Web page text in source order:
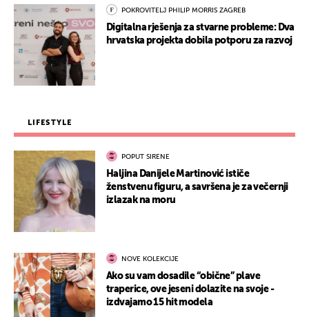
POKROVITELJ PHILIP MORRIS ZAGREB
Digitalna rješenja za stvarne probleme: Dva
hrvatska projekta dobila potporu za razvoj
LIFESTYLE
POPUT SIRENE
Haljina Danijele Martinović ističe
ženstvenu figuru, a savršena je za večernji
izlazak na moru
NOVE KOLEKCIJE
Ako su vam dosadile “obične” plave
traperice, ove jeseni dolazite na svoje -
izdvajamo 15 hit modela